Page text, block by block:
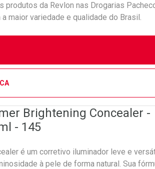
produtos da Revlon nas Drogarias
a maior variedade e qualidade do Brasil.
Brightening Concealer -
- 145
é um corretivo iluminador leve e
à pele de forma natural. Sua